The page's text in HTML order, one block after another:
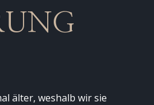
älter, weshalb wir sie